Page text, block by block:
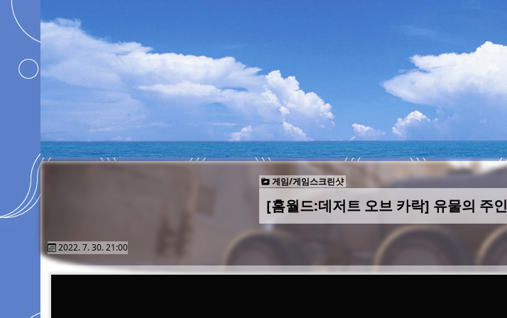
게임/게임스크린샷
[홈월드:데저트 오브 카락] 유물의 주인
2022. 7. 30. 21:00